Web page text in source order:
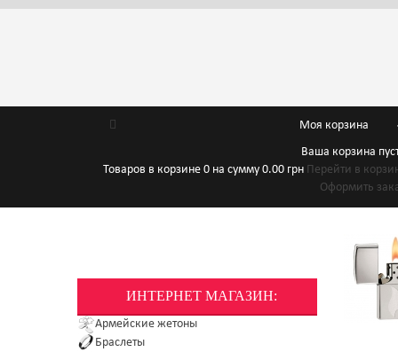
Моя корзина
Ваша корзина
Товаров в корзине 0 на сумму 0.00 грн Перейти в
Оформить
ИНТЕРНЕТ МАГАЗИН:
Армейские жетоны
Браслеты